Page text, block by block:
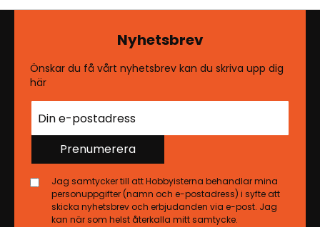
Nyhetsbrev
Önskar du få vårt nyhetsbrev kan du skriva upp dig
här
Prenumerera
Jag samtycker till att Hobbyisterna behandlar mina
personuppgifter (namn och e-postadress) i syfte att
skicka nyhetsbrev och erbjudanden via e-post. Jag
kan när som helst återkalla mitt samtycke.